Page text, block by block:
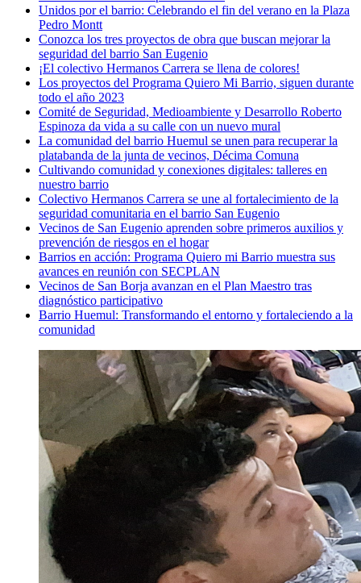
Unidos por el barrio: Celebrando el fin del verano en la Plaza
Pedro Montt
Conozca los tres proyectos de obra que buscan mejorar la
seguridad del barrio San Eugenio
¡El colectivo Hermanos Carrera se llena de colores!
Los proyectos del Programa Quiero Mi Barrio, siguen durante
todo el año 2023
Comité de Seguridad, Medioambiente y Desarrollo Roberto
Espinoza da vida a su calle con un nuevo mural
La comunidad del barrio Huemul se unen para recuperar la
platabanda de la junta de vecinos, Décima Comuna
Cultivando comunidad y conexiones digitales: talleres en
nuestro barrio
Colectivo Hermanos Carrera se une al fortalecimiento de la
seguridad comunitaria en el barrio San Eugenio
Vecinos de San Eugenio aprenden sobre primeros auxilios y
prevención de riesgos en el hogar
Barrios en acción: Programa Quiero mi Barrio muestra sus
avances en reunión con SECPLAN
Vecinos de San Borja avanzan en el Plan Maestro tras
diagnóstico participativo
Barrio Huemul: Transformando el entorno y fortaleciendo a la
comunidad